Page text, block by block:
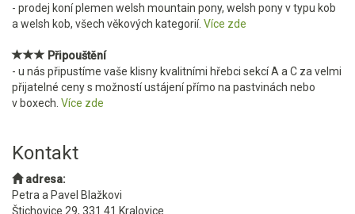
- prodej koní plemen welsh mountain pony, welsh pony v typu kob
a welsh kob, všech věkových kategorií. Více zde
Připouštění
- u nás připustíme vaše klisny kvalitními hřebci sekcí A a C za velmi
přijatelné ceny s možností ustájení přímo na pastvinách nebo
v boxech. Více zde
Kontakt
adresa:
Petra a Pavel Blažkovi
Štichovice 29, 331 41 Kralovice